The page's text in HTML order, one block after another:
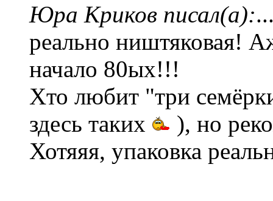
Юра Криков писал(а):
реально ништяковая!
начало 80ых!!!
Хто любит "три
здесь таких
), но
Хотяяя, упаковка